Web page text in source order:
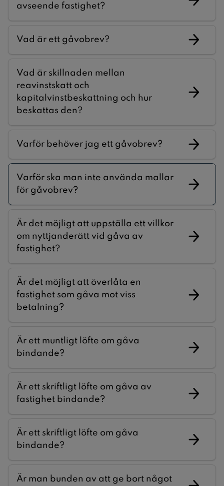
avseende fastighet?
Vad är ett gåvobrev?
Vad är skillnaden mellan
reavinstskatt och
kapitalvinstbeskattning och hur
beskattas den?
Varför behöver jag ett gåvobrev?
Varför ska man inte använda mallar
för gåvobrev?
Är det möjligt att uppställa ett villkor
om nyttjanderätt vid gåva av
fastighet?
Är det möjligt att överlåta en
fastighet som gåva mot viss
betalning?
Är ett muntligt löfte om gåva
bindande?
Är ett skriftligt löfte om gåva av
fastighet bindande?
Är ett skriftligt löfte om gåva
bindande?
Är man bunden av att ge bort något